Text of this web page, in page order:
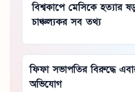
বিশ্বকাপে মেসিকে হত্যার
চাঞ্চল্যকর সব তথ্য
ফিফা সভাপতির বিরুদ্ধে
অভিযোগ